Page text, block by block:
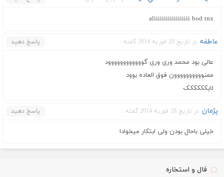
aliiiiiiiiiiiiiiiiii bod tnx
عاطفه در تاریخ 28 فوریه 2014 گفته : پاسخ دهید
عالی بود محمد وری وری گوووووووووووود
ممنوووووووووون فوق العاده بوود
لایکککککک
پژمان در تاریخ 28 فوریه 2014 گفته : پاسخ دهید
خیلی باحال بودن ولی ابتکار میخوادا
فال و استخاره